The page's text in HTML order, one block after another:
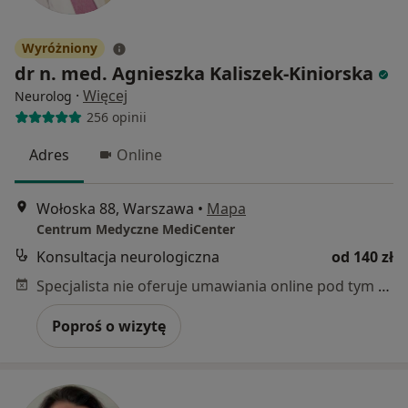
Wyróżniony
dr n. med. Agnieszka Kaliszek-Kiniorska
Neurolog · Więcej
256 opinii
Adres Online
Wołoska 88, Warszawa • Mapa
Centrum Medyczne MediCenter
Konsultacja neurologiczna
od 140 zł
Specjalista nie oferuje umawiania online pod tym adresem.
Poproś o wizytę